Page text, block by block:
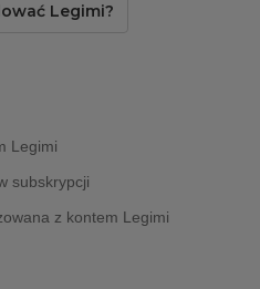
Legimi?
Legimi
subskrypcji
z kontem Legimi